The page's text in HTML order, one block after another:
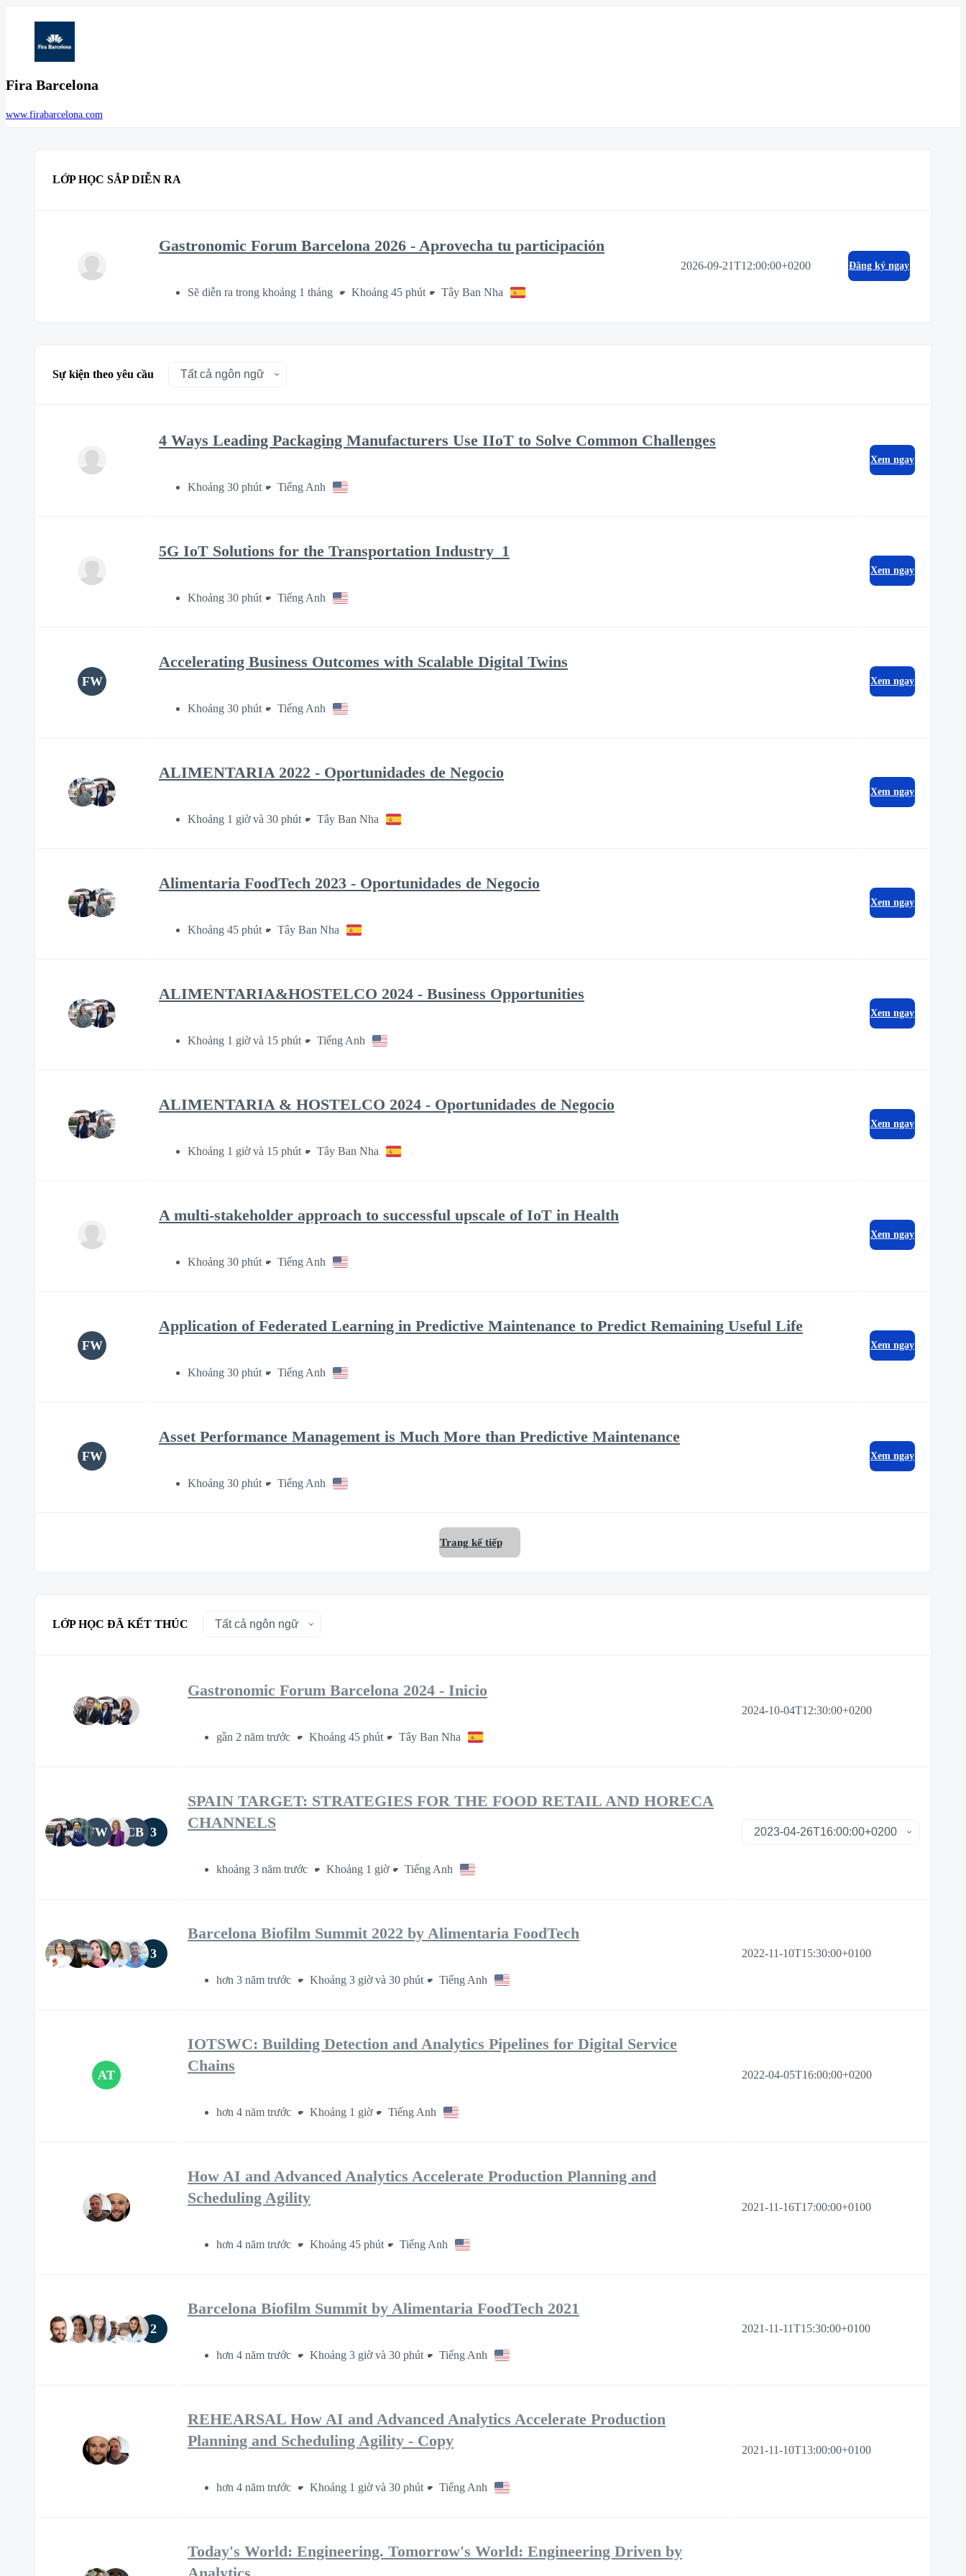
Fira Barcelona
www.firabarcelona.com
LỚP HỌC SẮP DIỄN RA
Gastronomic Forum Barcelona 2026 - Aprovecha tu participación
Sẽ diễn ra trong khoảng 1 tháng Khoảng 45 phút Tây Ban Nha
2026-09-21T12:00:00+0200 Đăng ký ngay
Sự kiện theo yêu cầu
4 Ways Leading Packaging Manufacturers Use IIoT to Solve Common Challenges
Khoảng 30 phút Tiếng Anh
Xem ngay
5G IoT Solutions for the Transportation Industry_1
Khoảng 30 phút Tiếng Anh
Xem ngay
FW
Accelerating Business Outcomes with Scalable Digital Twins
Khoảng 30 phút Tiếng Anh
Xem ngay
ALIMENTARIA 2022 - Oportunidades de Negocio
Khoảng 1 giờ và 30 phút Tây Ban Nha
Xem ngay
Alimentaria FoodTech 2023 - Oportunidades de Negocio
Khoảng 45 phút Tây Ban Nha
Xem ngay
ALIMENTARIA&HOSTELCO 2024 - Business Opportunities
Khoảng 1 giờ và 15 phút Tiếng Anh
Xem ngay
ALIMENTARIA & HOSTELCO 2024 - Oportunidades de Negocio
Khoảng 1 giờ và 15 phút Tây Ban Nha
Xem ngay
A multi-stakeholder approach to successful upscale of IoT in Health
Khoảng 30 phút Tiếng Anh
Xem ngay
FW
Application of Federated Learning in Predictive Maintenance to Predict Remaining Useful Life
Khoảng 30 phút Tiếng Anh
Xem ngay
FW
Asset Performance Management is Much More than Predictive Maintenance
Khoảng 30 phút Tiếng Anh
Xem ngay
Trang kế tiếp
LỚP HỌC ĐÃ KẾT THÚC
Gastronomic Forum Barcelona 2024 - Inicio
gần 2 năm trước Khoảng 45 phút Tây Ban Nha
2024-10-04T12:30:00+0200
FW CB 3
SPAIN TARGET: STRATEGIES FOR THE FOOD RETAIL AND HORECA
CHANNELS
khoảng 3 năm trước Khoảng 1 giờ Tiếng Anh
3
Barcelona Biofilm Summit 2022 by Alimentaria FoodTech
hơn 3 năm trước Khoảng 3 giờ và 30 phút Tiếng Anh
2022-11-10T15:30:00+0100
AT
IOTSWC: Building Detection and Analytics Pipelines for Digital Service
Chains
hơn 4 năm trước Khoảng 1 giờ Tiếng Anh
2022-04-05T16:00:00+0200
How AI and Advanced Analytics Accelerate Production Planning and
Scheduling Agility
hơn 4 năm trước Khoảng 45 phút Tiếng Anh
2021-11-16T17:00:00+0100
2
Barcelona Biofilm Summit by Alimentaria FoodTech 2021
hơn 4 năm trước Khoảng 3 giờ và 30 phút Tiếng Anh
2021-11-11T15:30:00+0100
REHEARSAL How AI and Advanced Analytics Accelerate Production
Planning and Scheduling Agility - Copy
hơn 4 năm trước Khoảng 1 giờ và 30 phút Tiếng Anh
2021-11-10T13:00:00+0100
Today's World: Engineering. Tomorrow's World: Engineering Driven by